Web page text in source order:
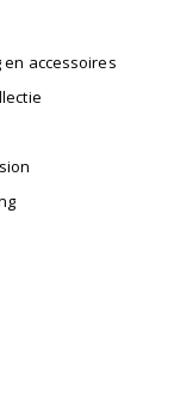
accessoires